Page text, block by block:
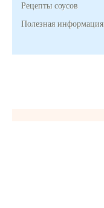
Рецепты соусов
Полезная информация